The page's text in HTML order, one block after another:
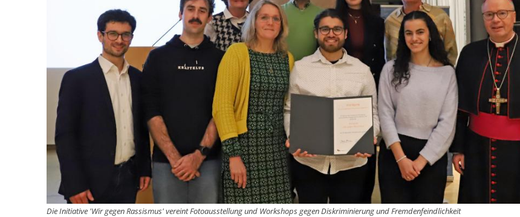
Die Initiative 'Wir gegen Rassismus' vereint Fotoausstellung und Workshops gegen Diskriminierung und Fremdenfeindlichkeit